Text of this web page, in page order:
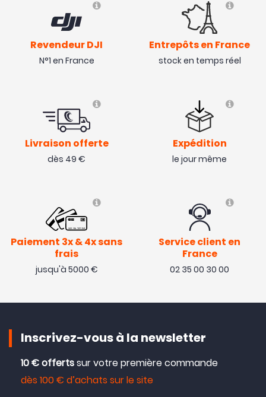
Revendeur DJI
N°1 en France
Entrepôts en France
stock en temps réel
Livraison offerte
dès 49 €
Expédition
le jour même
Paiement 3x & 4x sans
frais
jusqu'à 5000 €
Service client en
France
02 35 00 30 00
Inscrivez-vous à la newsletter
10 € offertssur votre première commande
dès 100 € d’achats sur le site